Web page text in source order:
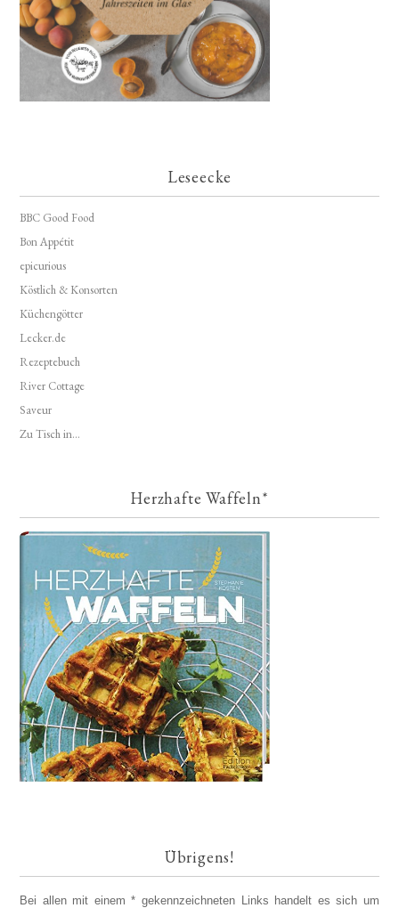
Leseecke
BBC Good Food
Bon Appétit
epicurious
Köstlich & Konsorten
Küchengötter
Lecker.de
Rezeptebuch
River Cottage
Saveur
Zu Tisch in...
Herzhafte Waffeln*
Übrigens!
Bei allen mit einem * gekennzeichneten Links handelt es sich um